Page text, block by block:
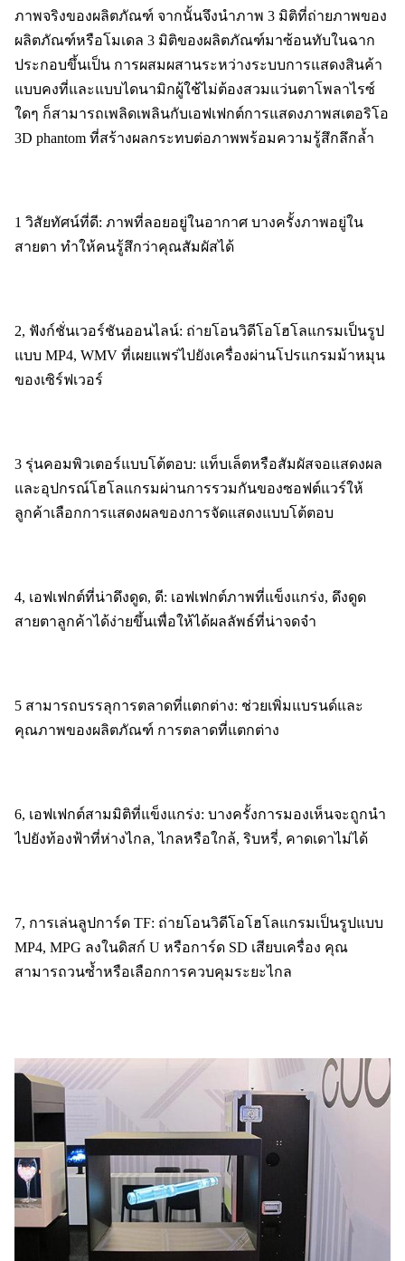
ภาพจริงของผลิตภัณฑ์ จากนั้นจึงนำภาพ 3 มิติที่ถ่ายภาพของ
ผลิตภัณฑ์หรือโมเดล 3 มิติของผลิตภัณฑ์มาซ้อนทับในฉาก
ประกอบขึ้นเป็น การผสมผสานระหว่างระบบการแสดงสินค้า
แบบคงที่และแบบไดนามิกผู้ใช้ไม่ต้องสวมแว่นตาโพลาไรซ์
ใดๆ ก็สามารถเพลิดเพลินกับเอฟเฟกต์การแสดงภาพสเตอริโอ
3D phantom ที่สร้างผลกระทบต่อภาพพร้อมความรู้สึกลึกล้ำ
1 วิสัยทัศน์ที่ดี: ภาพที่ลอยอยู่ในอากาศ บางครั้งภาพอยู่ใน
สายตา ทำให้คนรู้สึกว่าคุณสัมผัสได้
2, ฟังก์ชั่นเวอร์ชันออนไลน์: ถ่ายโอนวิดีโอโฮโลแกรมเป็นรูป
แบบ MP4, WMV ที่เผยแพร่ไปยังเครื่องผ่านโปรแกรมม้าหมุน
ของเซิร์ฟเวอร์
3 รุ่นคอมพิวเตอร์แบบโต้ตอบ: แท็บเล็ตหรือสัมผัสจอแสดงผล
และอุปกรณ์โฮโลแกรมผ่านการรวมกันของซอฟต์แวร์ให้
ลูกค้าเลือกการแสดงผลของการจัดแสดงแบบโต้ตอบ
4, เอฟเฟกต์ที่น่าดึงดูด, ดี: เอฟเฟกต์ภาพที่แข็งแกร่ง, ดึงดูด
สายตาลูกค้าได้ง่ายขึ้นเพื่อให้ได้ผลลัพธ์ที่น่าจดจำ
5 สามารถบรรลุการตลาดที่แตกต่าง: ช่วยเพิ่มแบรนด์และ
คุณภาพของผลิตภัณฑ์ การตลาดที่แตกต่าง
6, เอฟเฟกต์สามมิติที่แข็งแกร่ง: บางครั้งการมองเห็นจะถูกนำ
ไปยังท้องฟ้าที่ห่างไกล, ไกลหรือใกล้, ริบหรี่, คาดเดาไม่ได้
7, การเล่นลูปการ์ด TF: ถ่ายโอนวิดีโอโฮโลแกรมเป็นรูปแบบ
MP4, MPG ลงในดิสก์ U หรือการ์ด SD เสียบเครื่อง คุณ
สามารถวนซ้ำหรือเลือกการควบคุมระยะไกล